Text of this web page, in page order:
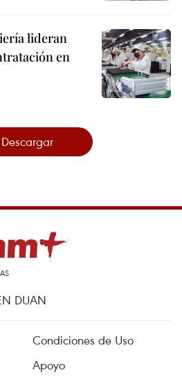
lideran
en
Descargar
DUAN
Condiciones de Uso
Apoyo